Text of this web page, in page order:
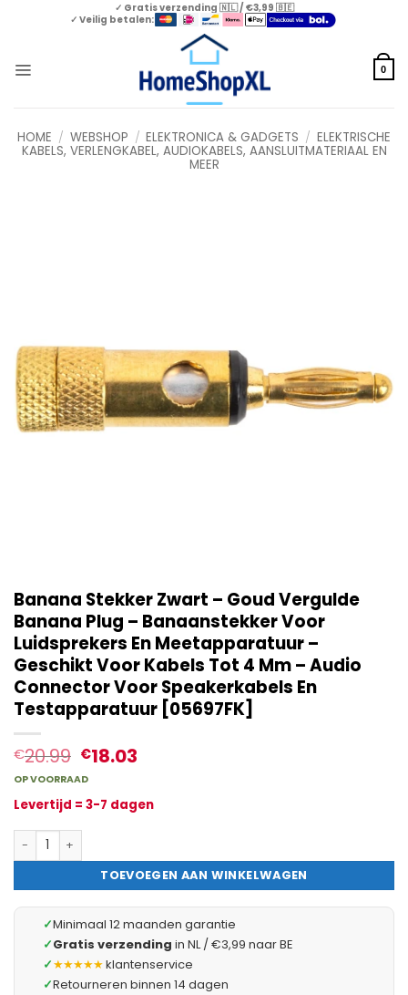
✓ Gratis verzending 🇳🇱 / €3,99 🇧🇪
✓ Veilig betalen:
0
HOME / WEBSHOP / ELEKTRONICA & GADGETS / ELEKTRISCHE
KABELS, VERLENGKABEL, AUDIOKABELS, AANSLUITMATERIAAL EN
MEER
Banana Stekker Zwart – Goud Vergulde
Banana Plug – Banaanstekker Voor
Luidsprekers En Meetapparatuur –
Geschikt Voor Kabels Tot 4 Mm – Audio
Connector Voor Speakerkabels En
Testapparatuur [05697FK]
€20.99 €18.03
OP VOORRAAD
Levertijd = 3-7 dagen
Banana Stekker Zwart – Goud Vergulde Banana Plug –
TOEVOEGEN AAN WINKELWAGEN
✓Minimaal 12 maanden garantie
✓Gratis verzending in NL / €3,99 naar BE
✓★★★★★klantenservice
✓Retourneren binnen 14 dagen